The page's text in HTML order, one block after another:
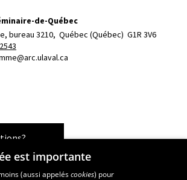
de-Québec
bureau 3210, Québec (Québec)  G1R 3V6
Instagram
sur YouTube
est importante
(aussi appeléscookies) pour